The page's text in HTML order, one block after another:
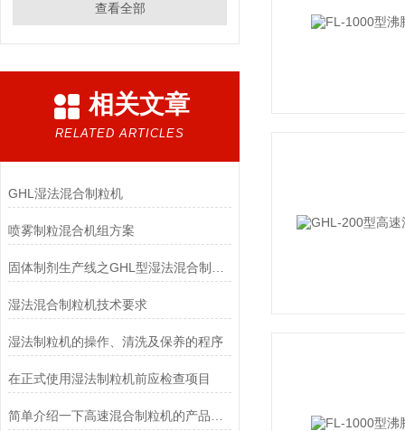
查看全部
相关文章
RELATED ARTICLES
GHL湿法混合制粒机
喷雾制粒混合机组方案
湿法混合制粒机技术要求
湿法制粒机的操作、清洗及保养的程序
在正式使用湿法制粒机前应检查项目